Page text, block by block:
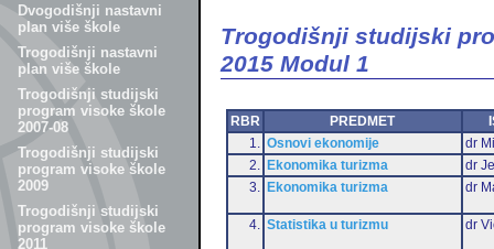
Dvogodišnji nastavni
plan više škole
Trogodišnji nastavni
plan više škole
Trogodišnji studijski
program visoke škole
2007-08
Trogodišnji studijski
program visoke škole
2009
Trogodišnji studijski
program visoke škole
2011
Trogodišnji studijski
2015 Modul 1
RBR PREDMET
1.
Osnovi ekonomije
dr
2.
Ekonomika turizma
dr
3.
Ekonomika turizma dr
4. Statistika u turizmu dr